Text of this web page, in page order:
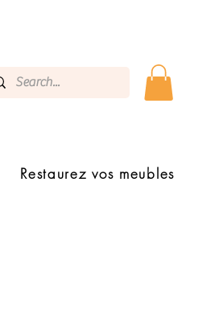
Restaurez vos meubles